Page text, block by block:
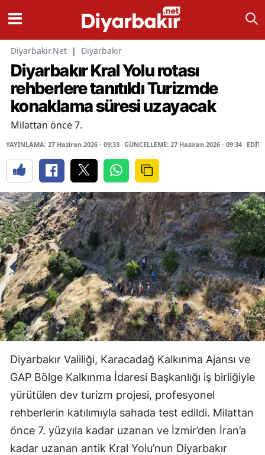
Diyarbakir.Net | Diyarbakır
Diyarbakır Kral Yolu rotası
rehberlere tanıtıldı Turizmde
konaklama süresi uzayacak
Milattan önce 7.
YAYINLAMA: 27 Haziran 2026 - 09:33 GÜNCELLEME: 27 Haziran 2026 - 09:34
Diyarbakır Valiliği, Karacadağ Kalkınma Ajansı ve
GAP Bölge Kalkınma İdaresi Başkanlığı iş birliğiyle
yürütülen dev turizm projesi, profesyonel
rehberlerin katılımıyla sahada test edildi. Milattan
önce 7. yüzyıla kadar uzanan ve İzmir’den İran’a
kadar uzanan antik Kral Yolu’nun Diyarbakır